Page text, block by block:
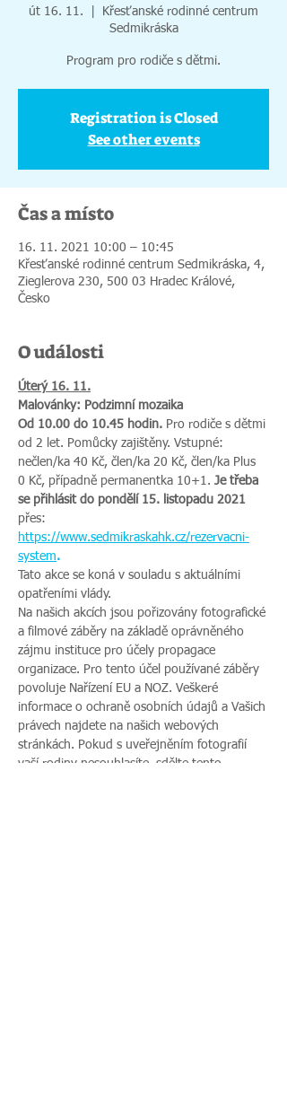
út 16. 11.
Křesťanské rodinné centrum
Sedmikráska
Program pro rodiče s dětmi.
Registration is Closed
See other events
Čas a místo
16. 11. 2021 10:00 – 10:45
Křesťanské rodinné centrum Sedmikráska, 4,
Zieglerova 230, 500 03 Hradec Králové,
Česko
O události
Úterý 16. 11.
Malovánky: Podzimní mozaika
Od 10.00 do 10.45 hodin. Pro rodiče s dětmi
od 2 let. Pomůcky zajištěny. Vstupné:
nečlen/ka 40 Kč, člen/ka 20 Kč, člen/ka Plus
0 Kč, případně permanentka 10+1. Je třeba
se přihlásit do pondělí 15. listopadu 2021
přes:
https://www.sedmikraskahk.cz/rezervacni-
system.
Tato akce se koná v souladu s aktuálními
opatřeními vlády.
Na našich akcích jsou pořizovány fotografické
a filmové záběry na základě oprávněného
zájmu instituce pro účely propagace
organizace. Pro tento účel používané záběry
povoluje Nařízení EU a NOZ. Veškeré
informace o ochraně osobních údajů a Vašich
právech najdete na našich webových
stránkách. Pokud s uveřejněním fotografií
vaší rodiny nesouhlasíte, sdělte tento